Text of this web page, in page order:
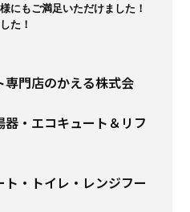
にもご満足いただけました！
た！
専門店のかえる株式会
・エコキュート＆リフ
・トイレ・レンジフー